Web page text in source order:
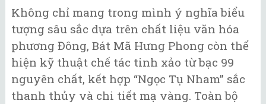
Không chỉ mang trong mình ý nghĩa biểu
tượng sâu sắc dựa trên chất liệu văn hóa
phương Đông, Bát Mã Hưng Phong còn thể
hiện kỹ thuật chế tác tinh xảo từ bạc 99
nguyên chất, kết hợp “Ngọc Tụ Nham” sắc
thanh thủy và chi tiết mạ vàng. Toàn bộ